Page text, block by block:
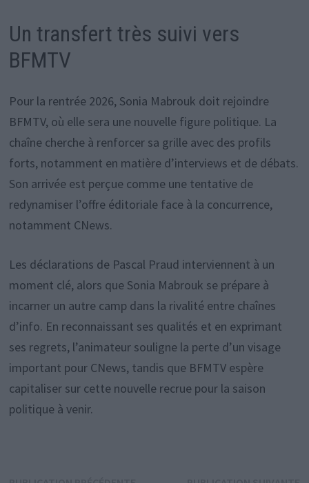
Un transfert très suivi vers
BFMTV
Pour la rentrée 2026, Sonia Mabrouk doit rejoindre
BFMTV, où elle sera une nouvelle figure politique. La
chaîne cherche à renforcer sa grille avec des profils
forts, notamment en matière d’interviews et de débats.
Son arrivée est perçue comme une tentative de
redynamiser l’offre éditoriale face à la concurrence,
notamment CNews.
Les déclarations de Pascal Praud interviennent à un
moment clé, alors que Sonia Mabrouk se prépare à
incarner un autre camp dans la rivalité entre chaînes
d’info. En reconnaissant ses qualités et en exprimant
ses regrets, l’animateur souligne la perte d’un visage
important pour CNews, tandis que BFMTV espère
capitaliser sur cette nouvelle recrue pour la saison
politique à venir.